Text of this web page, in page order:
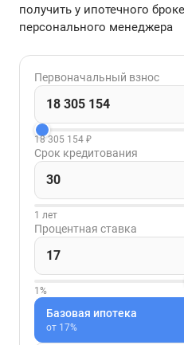
получить у ипотечного
персонального менеджера
Первоначальный взнос
18 305 154 ₽
Срок кредитования
1 лет
Процентная ставка
1%
Базовая ипотека
от 17%